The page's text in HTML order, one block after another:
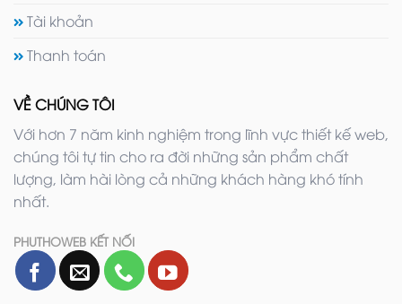
Tài khoản
Thanh toán
VỀ CHÚNG TÔI
Với hơn 7 năm kinh nghiệm trong lĩnh vực thiết kế web,
chúng tôi tự tin cho ra đời những sản phẩm chất
lượng, làm hài lòng cả những khách hàng khó tính
nhất.
PHUTHOWEB KẾT NỐI